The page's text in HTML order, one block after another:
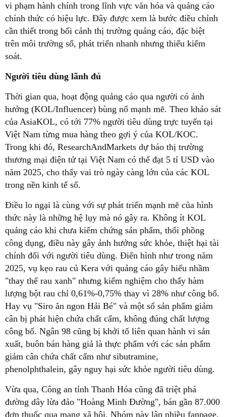
vi phạm hành chính trong lĩnh vực văn hóa và quảng cáo
chính thức có hiệu lực. Đây được xem là bước điều chỉnh
cần thiết trong bối cảnh thị trường quảng cáo, đặc biệt
trên môi trường số, phát triển nhanh nhưng thiếu kiểm
soát.
Người tiêu dùng lãnh đủ
Thời gian qua, hoạt động quảng cáo qua người có ảnh
hưởng (KOL/Influencer) bùng nổ mạnh mẽ. Theo khảo sát
của AsiaKOL, có tới 77% người tiêu dùng trực tuyến tại
Việt Nam từng mua hàng theo gợi ý của KOL/KOC.
Trong khi đó, ResearchAndMarkets dự báo thị trường
thương mại điện tử tại Việt Nam có thể đạt 5 tỉ USD vào
năm 2025, cho thấy vai trò ngày càng lớn của các KOL
trong nền kinh tế số.
Điều lo ngại là cùng với sự phát triển mạnh mẽ của hình
thức này là những hệ lụy mà nó gây ra. Không ít KOL
quảng cáo khi chưa kiểm chứng sản phẩm, thổi phồng
công dụng, điều này gây ảnh hưởng sức khỏe, thiệt hại tài
chính đối với người tiêu dùng. Điển hình như trong năm
2025, vụ kẹo rau củ Kera với quảng cáo gây hiểu nhầm
"thay thế rau xanh" nhưng kiểm nghiệm cho thấy hàm
lượng bột rau chỉ 0,61%-0,75% thay vì 28% như công bố.
Hay vụ "Siro ăn ngon Hải Bé" và một số sản phẩm giảm
cân bị phát hiện chứa chất cấm, không đúng chất lượng
công bố. Ngân 98 cũng bị khởi tố liên quan hành vi sản
xuất, buôn bán hàng giả là thực phẩm với các sản phẩm
giảm cân chứa chất cấm như sibutramine,
phenolphthalein, gây nguy hại sức khỏe người tiêu dùng.
Vừa qua, Công an tỉnh Thanh Hóa cũng đã triệt phá
đường dây lừa đảo "Hoàng Minh Đường", bán gần 87.000
đơn thuốc qua mạng xã hội. Nhóm này lập nhiều fanpage,